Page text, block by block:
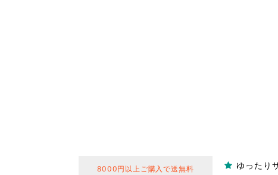
8000円以上ご購入で送無料 ゆったり